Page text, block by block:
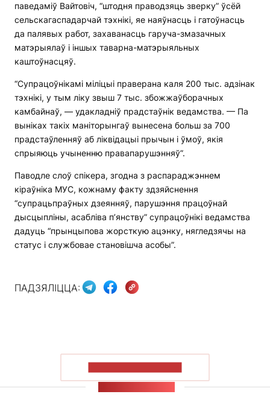
паведаміў Вайтовіч, “штодня праводзяць зверку” ўсёй
сельскагаспадарчай тэхнікі, яе наяўнасць і гатоўнасць
да палявых работ, захаванасць гаруча-змазачных
матэрыялаў і іншых таварна-матэрыяльных
каштоўнасцяў.
“Супрацоўнікамі міліцыі праверана каля 200 тыс. адзінак
тэхнікі, у тым ліку звыш 7 тыс. збожжаўборачных
камбайнаў, — удакладніў прадстаўнік ведамства. — Па
выніках такіх маніторынгаў вынесена больш за 700
прадстаўленняў аб ліквідацыі прычын і ўмоў, якія
спрыяюць учыненню правапарушэнняў”.
Паводле слоў спікера, згодна з распараджэннем
кіраўніка МУС, кожнаму факту здзяйснення
“супрацьпраўных дзеянняў, парушэння працоўнай
дысцыпліны, асабліва п’янству” супрацоўнікі ведамства
дадуць “прынцыпова жорсткую ацэнку, нягледзячы на
статус і службовае становішча асобы”.
ПАДЗЯЛІЦЦА: